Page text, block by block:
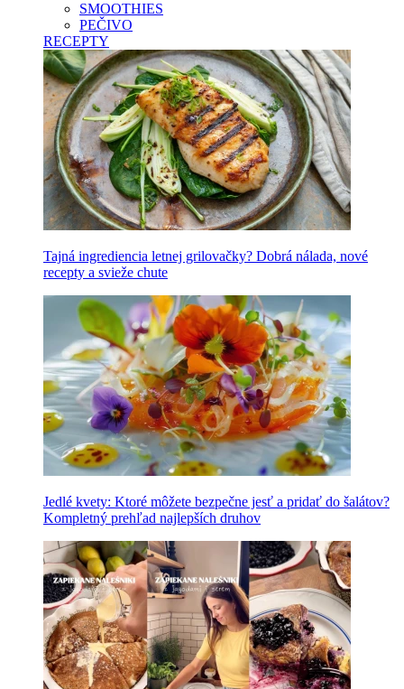
SMOOTHIES
PEČIVO
RECEPTY
Tajná ingrediencia letnej grilovačky? Dobrá nálada, nové
recepty a svieže chute
Jedlé kvety: Ktoré môžete bezpečne jesť a pridať do šalátov?
Kompletný prehľad najlepších druhov